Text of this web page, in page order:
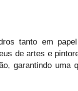
tanto em
de artes e
garantindo uma